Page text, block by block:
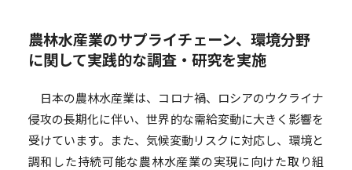
農林水産業のサプライチェーン、環境分野
に関して実践的な調査・研究を実施
日本の農林水産業は、コロナ禍、ロシアのウクライナ
侵攻の長期化に伴い、世界的な需給変動に大きく影響を
受けています。また、気候変動リスクに対応し、環境と
調和した持続可能な農林水産業の実現に向けた取り組